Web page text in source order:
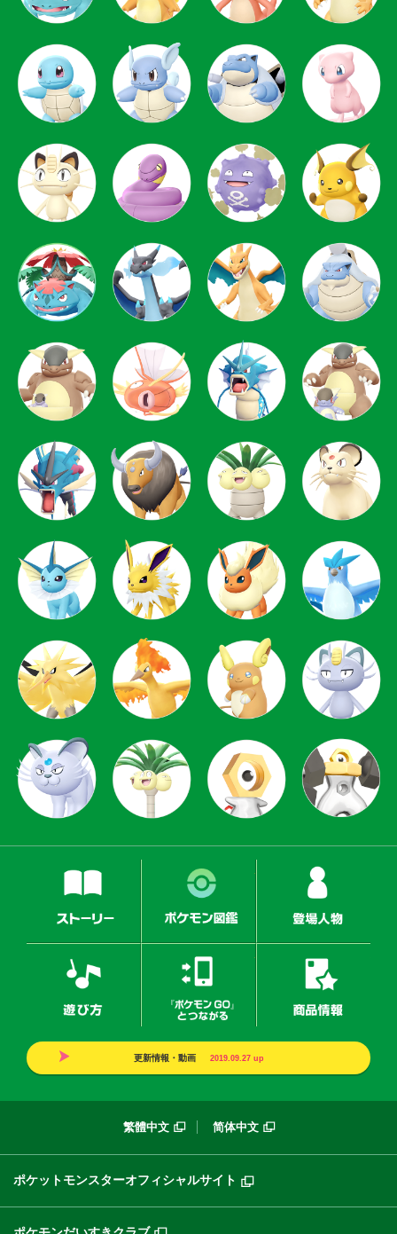
ストーリー ポケモン図鑑
更新情報・動画 2019.09.27up
繁體中文 简体中文
ポケットモンスターオフィシャルサイト